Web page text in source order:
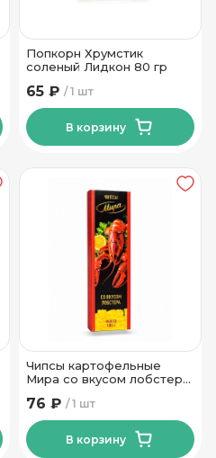
Попкорн Хрумстик
соленый Лидкон 80 гр
1 шт
65 ₽
В корзину
Чипсы картофельные
Мира со вкусом лобстера
1 шт
76 ₽
В корзину